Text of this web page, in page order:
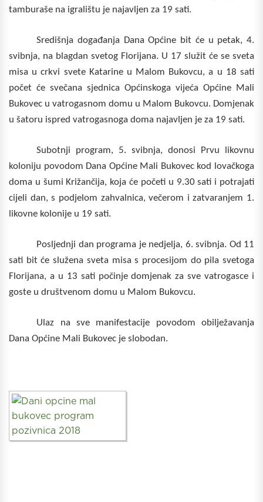
tamburaše na igralištu je najavljen za 19 sati.
Središnja događanja Dana Općine bit će u petak, 4.
svibnja, na blagdan svetog Florijana. U 17 služit će se sveta
misa u crkvi svete Katarine u Malom Bukovcu, a u 18 sati
počet će svečana sjednica Općinskoga vijeća Općine Mali
Bukovec u vatrogasnom domu u Malom Bukovcu. Domjenak
u šatoru ispred vatrogasnoga doma najavljen je za 19 sati.
Subotnji program, 5. svibnja, donosi Prvu likovnu
koloniju povodom Dana Općine Mali Bukovec kod lovačkoga
doma u šumi Križančija, koja će početi u 9.30 sati i potrajati
cijeli dan, s podjelom zahvalnica, večerom i zatvaranjem 1.
likovne kolonije u 19 sati.
Posljednji dan programa je nedjelja, 6. svibnja. Od 11
sati bit će služena sveta misa s procesijom do pila svetoga
Florijana, a u 13 sati počinje domjenak za sve vatrogasce i
goste u društvenom domu u Malom Bukovcu.
Ulaz na sve manifestacije povodom obilježavanja
Dana Općine Mali Bukovec je slobodan.